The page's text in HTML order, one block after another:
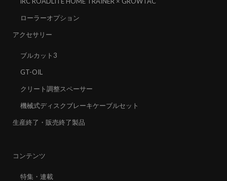
ローラーオプション
アクセサリー
ブルカット3
GT-OIL
クリート調整スペーサー
機械式ディスクブレーキケーブルセット
生産終了・販売終了製品
コンテンツ
特集・連載